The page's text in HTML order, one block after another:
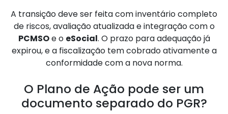
A transição deve ser feita com inventário completo
de riscos, avaliação atualizada e integração com o
PCMSOe o eSocial. O prazo para adequação já
expirou, e a fiscalização tem cobrado ativamente a
conformidade com a nova norma.
O Plano de Ação pode ser um
documento separado do PGR?